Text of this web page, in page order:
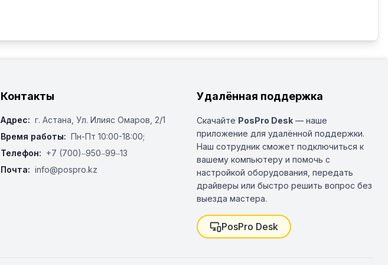
Контакты
Адрес: г. Астана, ​Ул. Илияс Омаров, 2/1
Время работы: Пн-Пт 10:00-18:00;
Телефон: +7 (700)‒950‒99‒13
Почта: info@pospro.kz
Удалённая поддержка
Скачайте PosPro Desk — наше
приложение для удалённой поддержки.
Наш сотрудник сможет подключиться к
вашему компьютеру и помочь с
настройкой оборудования, передать
драйверы или быстро решить вопрос без
выезда мастера.
PosPro Desk